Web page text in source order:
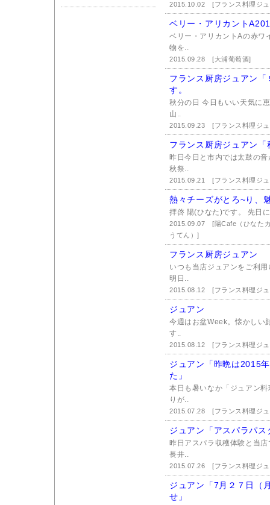
2015.10.02[フランス料理ジ
ベリー・アリカント
ベリー・アリカントAの赤ワ
物を..
2015.09.28[大浦葡萄酒]
フランス厨房ジュアン
す。
秋分の日 今日もいい天気に
山..
2015.09.23[フランス料理ジ
フランス厨房ジュアン
昨日今日と市内では太鼓の
秋祭..
2015.09.21[フランス料理ジ
熱々チーズがとろ~り、
拝啓 陽(ひなた)です。 先日
2015.09.07[陽Cafe（ひなた
うてん）]
フランス厨房ジュアン
いつも当店ジュアンをご利
明日..
2015.08.12[フランス料理ジ
ジュアン
今週はお盆Week。懐かしい
す..
2015.08.12[フランス料理ジ
ジュアン「昨晩は2015
た」
本日も暑いなか「ジュアン
りが..
2015.07.28[フランス料理ジ
ジュアン「アスパラパス
昨日アスパラ収穫体験と当
長井..
2015.07.26[フランス料理ジ
ジュアン「7月２７日（
せ」